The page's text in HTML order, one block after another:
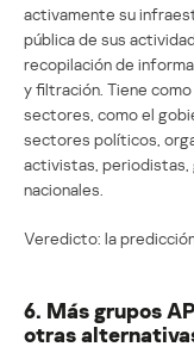
activamente su
pública de sus
recopilación de
y filtración. Tiene
sectores, como el
sectores políticos,
activistas, periodistas,
nacionales.
Veredicto: la
6. Más grupos
otras